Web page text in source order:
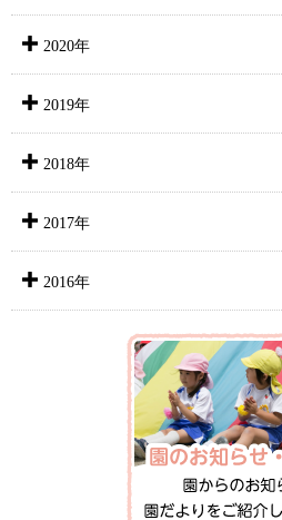
2020年
2019年
2018年
2017年
2016年